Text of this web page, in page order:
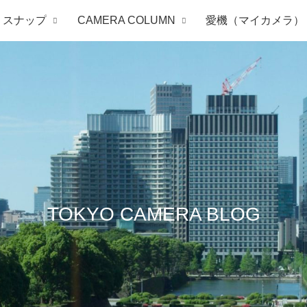
TOKYO CAMERA BLOG
スナップ CAMERA COLUMN 愛機（マイカメラ）